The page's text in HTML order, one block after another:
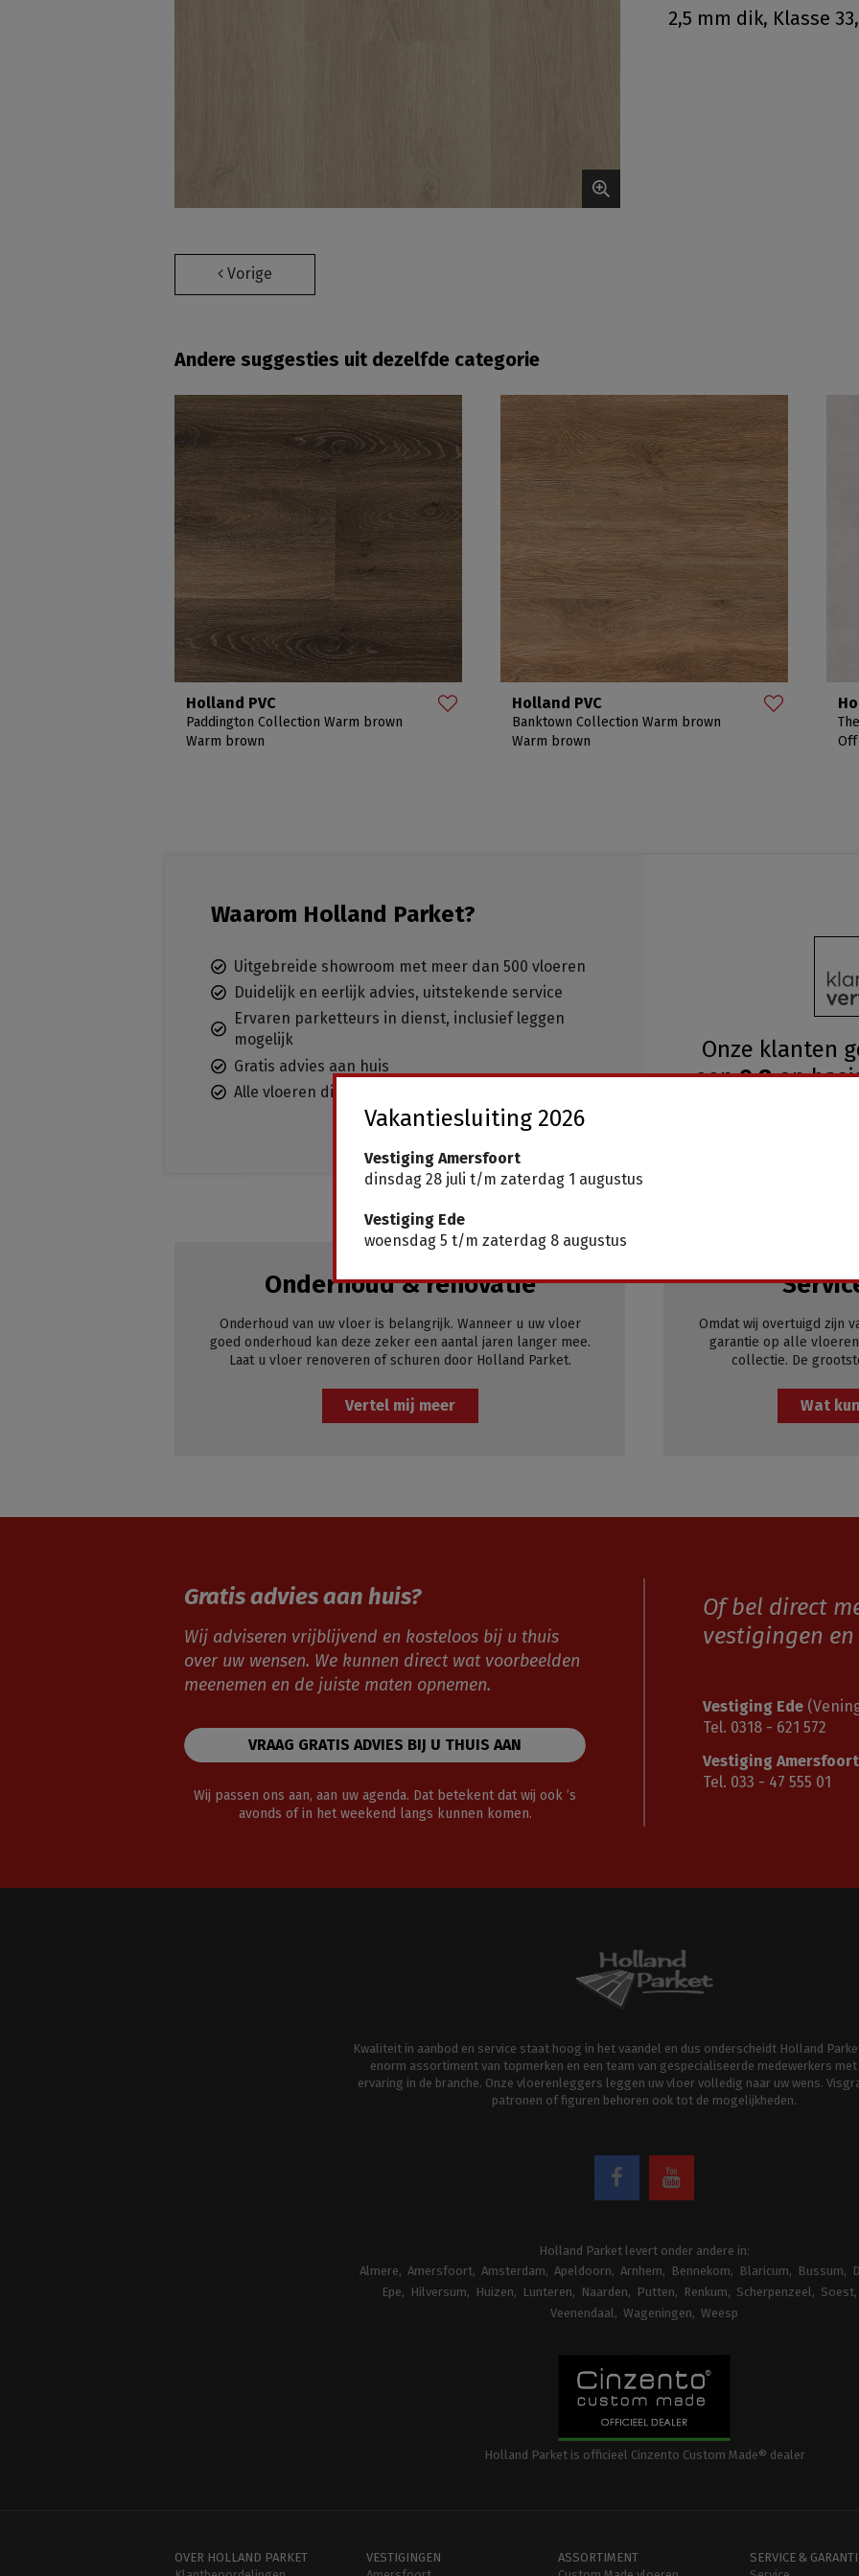
2,5 mm dik, Klasse
Vorige
Andere suggesties uit dezelfde categorie
Holland PVC
Paddington Collection Warm brown
Warm brown
Holland PVC
Banktown Collection Warm brown
Warm brown
Waarom Holland Parket?
Uitgebreide showroom met meer dan 500 vloeren
Duidelijk en eerlijk advies, uitstekende service
Ervaren parketteurs in dienst, inclusief leggen
mogelijk
Gratis advies aan huis
Alle vloeren direct leverbaar, geen wachttijden
Onze klanten
een9.8op
Onderhoud & renovatie
Onderhoud van uw vloer is belangrijk. Wanneer u uw vloer
goed onderhoud kan deze zeker een aantal jaren langer mee.
Laat u vloer renoveren of schuren door Holland Parket.
Vertel mij meer
Omdat wij overtuigd zijn
garantie op alle
collectie. De
Wat
Gratis advies aan huis?
Wij adviseren vrijblijvend en kosteloos bij u thuis
over uw wensen. We kunnen direct wat voorbeelden
meenemen en de juiste maten opnemen.
VRAAG GRATIS ADVIES BIJ U THUIS AAN
Wij passen ons aan, aan uw agenda. Dat betekent dat wij ook ’s
avonds of in het weekend langs kunnen komen.
Of bel direct
vestigingen
Vestiging Ede
Tel. 0318 - 621 572
Vestiging Amersfoort
Tel. 033 - 47 555 01
Kwaliteit in aanbod en service staat hoog in het vaandel en dus onderscheidt Holland
enorm assortiment van topmerken en een team van gespecialiseerde medewerkers
ervaring in de branche. Onze vloerenleggers leggen uw vloer volledig naar uw wens.
patronen of figuren behoren ook tot de mogelijkheden.
Holland Parket levert onder andere in:
Almere
Amersfoort Amsterdam Apeldoorn Arnhem Bennekom Blaricum Bussum
Epe
Hilversum Huizen Lunteren Naarden Putten Renkum Scherpenzeel Soest
Veenendaal
Wageningen Weesp
Holland Parket is officieel Cinzento Custom Made® dealer
OVER HOLLAND PARKET
VESTIGINGEN
ASSORTIMENT
SERVICE &
Vakantiesluiting 2026
Vestiging Amersfoort
dinsdag 28 juli t/m zaterdag 1 augustus
Vestiging Ede
woensdag 5 t/m zaterdag 8 augustus